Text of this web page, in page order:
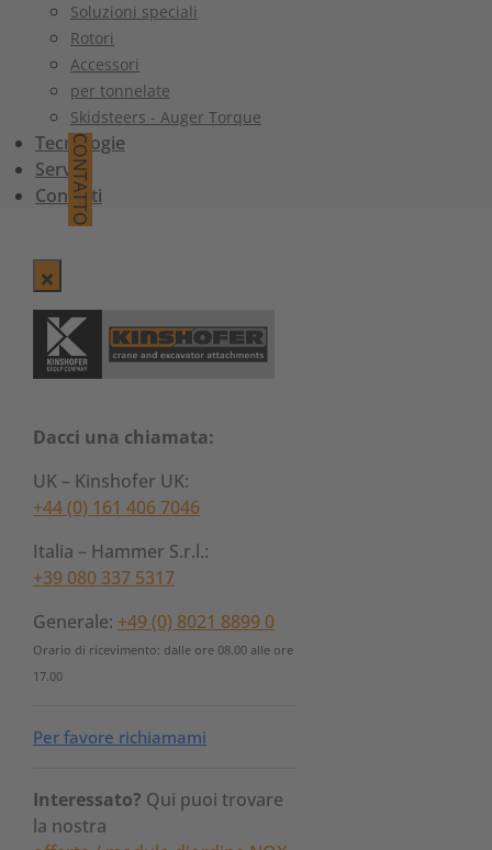
Soluzioni speciali
Rotori
Accessori
per tonnelate
Skidsteers - Auger Torque
Tecnologie
Servizi
Contatti
CONTATTO
Dacci una chiamata:
UK – Kinshofer UK:
+44 (0) 161 406 7046
Italia – Hammer S.r.l.:
+39 080 337 5317
Generale: +49 (0) 8021 8899 0
Orario di ricevimento: dalle ore 08.00 alle ore
17.00
Per favore richiamami
Interessato? Qui puoi trovare
la nostra